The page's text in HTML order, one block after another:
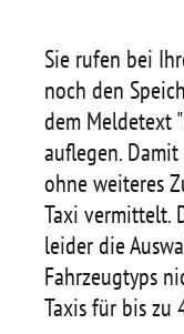
Sie rufen bei
noch den
dem Meldetext
auflegen.
ohne weiteres
Taxi vermittelt.
leider die
Fahrzeugtyps
Taxis für bis zu